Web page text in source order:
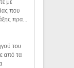
με
που
πρα...
του
από τα